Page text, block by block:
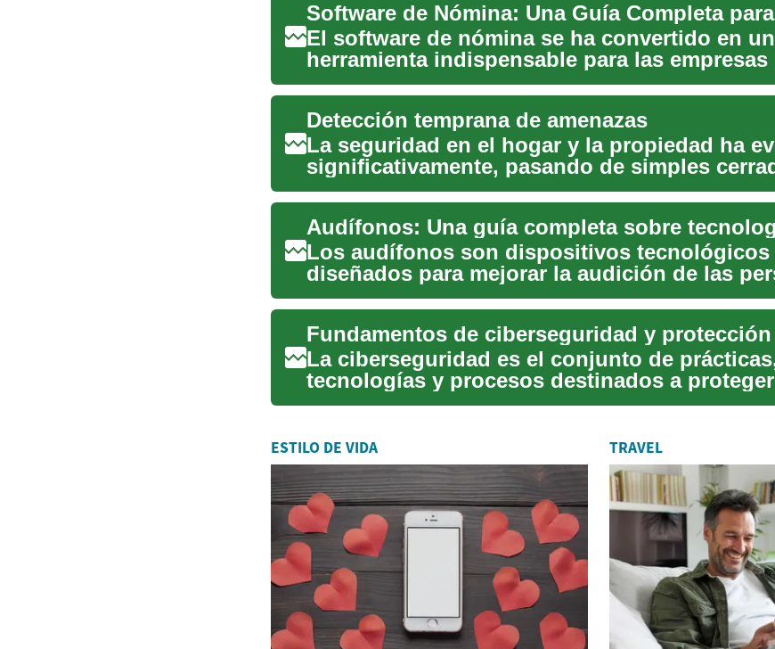
El software de nómina se ha convertido en
herramienta indispensable para las empresas
simplificando y a...
Detección temprana de amenazas
La seguridad en el hogar y la propiedad ha
significativamente, pasando de simples
sistemas ...
Los audífonos son dispositivos tecnológicos
diseñados para mejorar la audición de las
pérdida ...
Fundamentos de ciberseguridad y
La ciberseguridad es el conjunto de
tecnologías y procesos destinados a
redes y datos f...
ESTILO DE VIDA TRAVEL